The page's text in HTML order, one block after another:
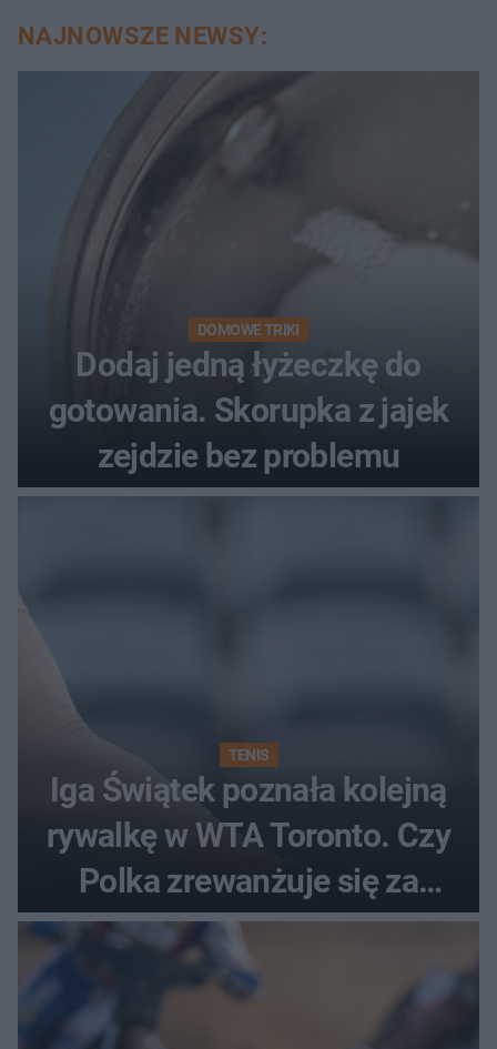
NAJNOWSZE NEWSY:
DOMOWE TRIKI
Dodaj jedną łyżeczkę do
gotowania. Skorupka z jajek
zejdzie bez problemu
TENIS
Iga Świątek poznała kolejną
rywalkę w WTA Toronto. Czy
Polka zrewanżuje się za
ostatnią porażkę?